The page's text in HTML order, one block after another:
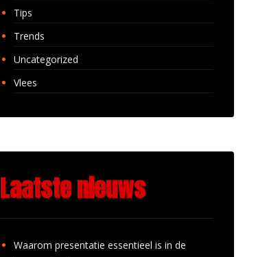
Tips
Trends
Uncategorized
Vlees
Laatste nieuws
Waarom presentatie essentieel is in de